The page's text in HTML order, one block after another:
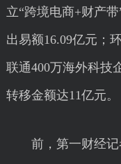
立“跨境电商+财产
出易额16.09亿元；
联通400万海外科技
转移金额达11亿元。
前，第一财经记